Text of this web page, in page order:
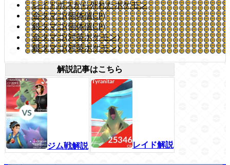
レイドボスから外れたポケモン
金タマゴ(個体値CP)
銀タマゴ(個体値CP)
金タマゴ(対策ポケモン)
銀タマゴ(対策ポケモン)
解説記事はこちら
ジム戦解説 レイド解説